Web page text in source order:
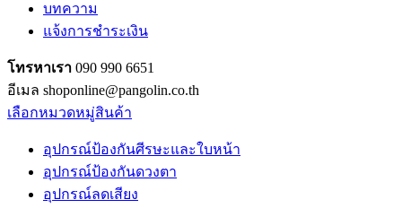
บทความ
แจ้งการชำระเงิน
โทรหาเรา 090 990 6651
อีเมล shoponline@pangolin.co.th
เลือกหมวดหมู่สินค้า
อุปกรณ์ป้องกันศีรษะและใบหน้า
อุปกรณ์ป้องกันดวงตา
อุปกรณ์ลดเสียง